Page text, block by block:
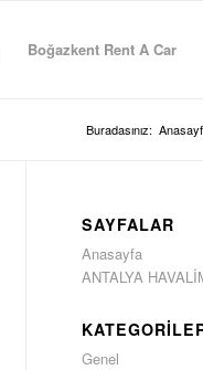
Boğazkent Rent A Car
Buradasınız:
SAYFALAR
Anasayfa
ANTALYA
Genel